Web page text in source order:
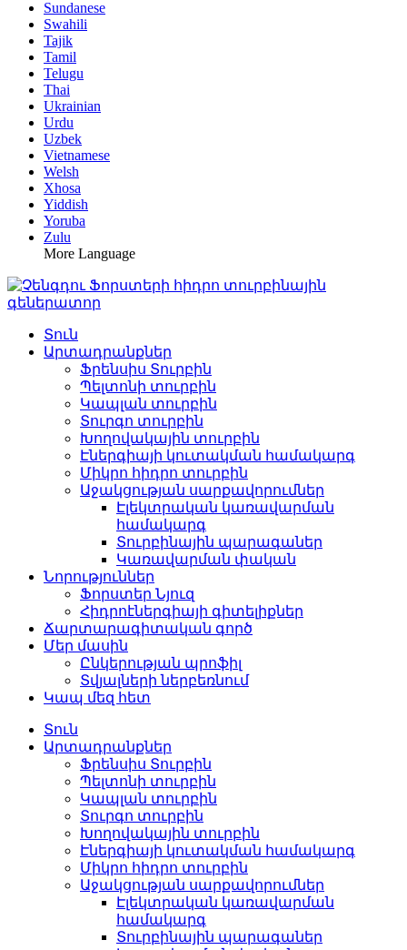
Sundanese
Swahili
Tajik
Tamil
Telugu
Thai
Ukrainian
Urdu
Uzbek
Vietnamese
Welsh
Xhosa
Yiddish
Yoruba
Zulu
More Language
Տուն
Արտադրանքներ
Ֆրենսիս Տուրբին
Պելտոնի տուրբին
Կապլան տուրբին
Տուրգո տուրբին
Խողովակային տուրբին
Էներգիայի կուտակման համակարգ
Միկրո հիդրո տուրբին
Աջակցության սարքավորումներ
Էլեկտրական կառավարման
համակարգ
Տուրբինային պարագաներ
Կառավարման փական
Նորություններ
Ֆորստեր Նյուզ
Հիդրոէներգիայի գիտելիքներ
Ճարտարագիտական ​​​​գործ
Մեր մասին
Ընկերության պրոֆիլ
Տվյալների ներբեռնում
Կապ մեզ հետ
Տուն
Արտադրանքներ
Ֆրենսիս Տուրբին
Պելտոնի տուրբին
Կապլան տուրբին
Տուրգո տուրբին
Խողովակային տուրբին
Էներգիայի կուտակման համակարգ
Միկրո հիդրո տուրբին
Աջակցության սարքավորումներ
Էլեկտրական կառավարման
համակարգ
Տուրբինային պարագաներ